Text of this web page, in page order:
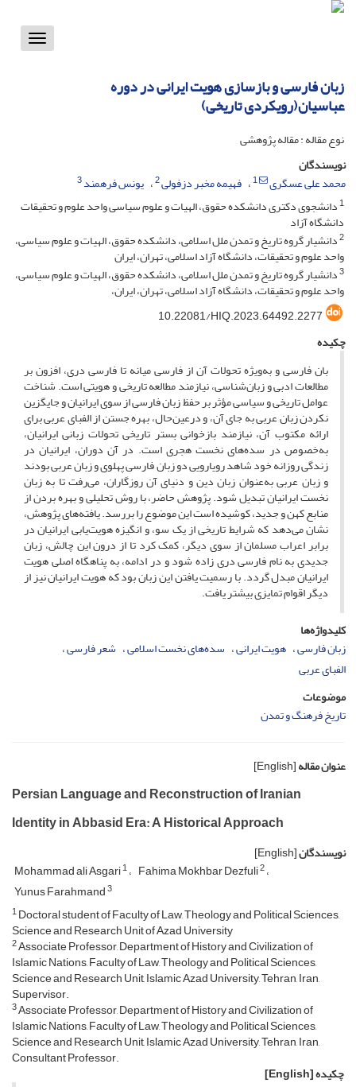
Toggle
زبان فارسی و بازسازی هویت ایرانی در دوره
عباسیان(رویکردی تاریخی)
نوع مقاله : مقاله پژوهشی
نویسندگان
محمد علی عسگری
1 فهیمه مخبر دزفولی2 یونس فرهمند3
1دانشجوی دکتری دانشکده حقوق، الهیات و علوم سیاسی واحد علوم و تحقیقات
دانشگاه آزاد
2دانشیار گروه تاریخ و تمدن ملل اسلامی، دانشکده حقوق، الهیات و علوم سیاسی،
واحد علوم و تحقیقات، دانشگاه آزاد اسلامی، تهران، ایران
3دانشیار گروه تاریخ و تمدن ملل اسلامی، دانشکده حقوق، الهیات و علوم سیاسی،
واحد علوم و تحقیقات، دانشگاه آزاد اسلامی، تهران، ایران،
10.22081/HIQ.2023.64492.2277
چکیده
بان فارسی و به‌ویژه تحولات آن از فارسی میانه تا فارسی دری، افزون بر
مطالعات ادبی و زبان‌شناسی، نیازمند مطالعه تاریخی و هویتی است. شناخت
عوامل تاریخی و سیاسی مؤثر بر حفظ زبان فارسی از سوی ایرانیان و جایگزین
نکردن زبان عربی به جای آن، و درعین‌حال، بهره جستن از الفبای عربی برای
ارائه مکتوب آن، نیازمند بازخوانی بستر تاریخی تحولات زبانی ایرانیان،
به‌خصوص در سده‌های نخست هجری است. در آن دوران، ایرانیان در
زندگی روزانه خود شاهد رویارویی دو زبان فارسی پهلوی و زبان عربی بودند
و زبان عربی به‌عنوان زبان دین و دنیای آن روزگاران، می‌رفت تا به زبان
نخست ایرانیان تبدیل شود. پژوهش حاضر، با روش تحلیلی و بهره بردن از
منابع کهن و جدید، کوشیده است این موضوع را بررسد. یافته‌های پژوهش،
نشان می‌دهد که شرایط تاریخی از یک سو، و انگیزه هویت‌یابی ایرانیان در
برابر اعراب مسلمان از سوی دیگر، کمک کرد تا از درون این چالش، زبان
جدیدی به نام فارسی دری زاده شود و در ادامه، به پناهگاه اصلی هویت
ایرانیان مبدل گردد. با رسمیت یافتن این زبان بود که هویت ایرانیان نیز از
دیگر اقوام تمایزی بیشتر یافت.
کلیدواژه‌ها
زبان فارسی هویت ایرانی سده‌های نخست اسلامی شعر فارسی
الفبای عربی
موضوعات
تاریخ فرهنگ و تمدن
عنوان مقاله[English]
Persian Language and Reconstruction of Iranian
Identity in Abbasid Era: A Historical Approach
نویسندگان[English]
Mohammad ali Asgari1 Fahima Mokhbar Dezfuli2
Yunus Farahmand3
1Doctoral student of Faculty of Law, Theology and Political Sciences,
Science and Research Unit of Azad University
2Associate Professor, Department of History and Civilization of
Islamic Nations, Faculty of Law, Theology and Political Sciences,
Science and Research Unit, Islamic Azad University, Tehran, Iran,
Supervisor.
3Associate Professor, Department of History and Civilization of
Islamic Nations, Faculty of Law, Theology and Political Sciences,
Science and Research Unit, Islamic Azad University, Tehran, Iran,
Consultant Professor.
چکیده[English]